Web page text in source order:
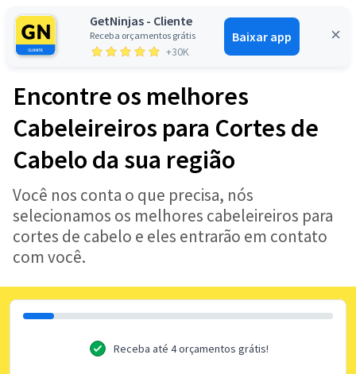
GetNinjas - Cliente
Receba orçamentos grátis
+30K
Baixar app
Entrar
Encontre os melhores
Cabeleireiros para Cortes de
Cabelo da sua região
Você nos conta o que precisa, nós
selecionamos os melhores cabeleireiros para
cortes de cabelo e eles entrarão em contato
com você.
Receba até 4 orçamentos grátis!